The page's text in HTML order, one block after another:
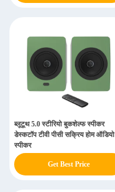
ब्लूटूथ 5.0 स्टीरियो बुकशेल्फ स्पीकर
डेस्कटॉप टीवी पीसी सक्रिय होम ऑडियो
स्पीकर
Get Best Price